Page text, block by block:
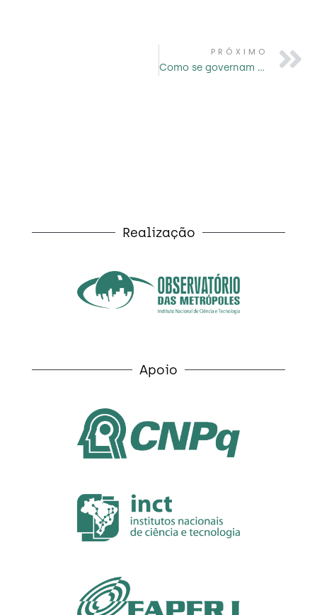
PRÓXIMO
Como se governam as cidades? Os desafios institucionais para o desenvolvimento urbano do Estado do Rio de Janeiro
Realização
Apoio